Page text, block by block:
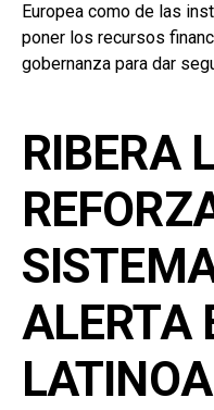
Europea como de las
poner los recursos
gobernanza para dar
RIBERA
ALERTA